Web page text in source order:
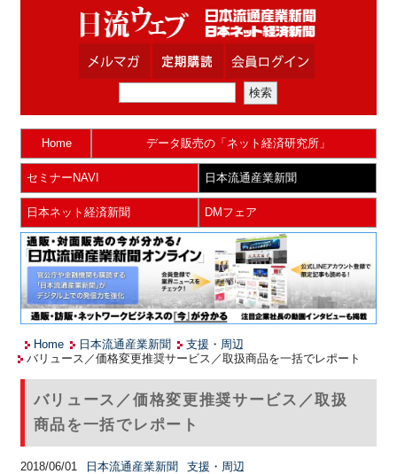
Home データ販売の「ネット経済研究所」
セミナーNAVI 日本流通産業新聞
日本ネット経済新聞 DMフェア
Home 日本流通産業新聞
支援・周辺
バリュース／価格変更推奨サービス／取扱商品を一括でレポート
バリュース／価格変更推奨サービス／取扱
商品を一括でレポート
2018/06/01 日本流通産業新聞
支援・周辺